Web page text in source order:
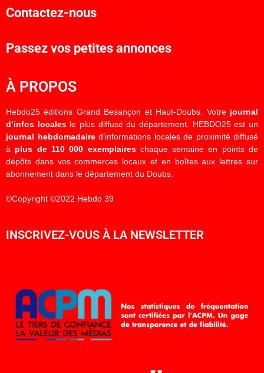
Contactez-nous
Passez vos petites annonces
À PROPOS
Hebdo25 éditions Grand Besançon et Haut-Doubs. Votre journal
d’infos localesle plus diffusé du département. HEBDO25 est un
journal hebdomadaired’informations locales de proximité diffusé
à plus de 110 000 exemplaireschaque semaine en points de
dépôts dans vos commerces locaux et en boîtes aux lettres sur
abonnement dans le département du Doubs.
©Copyright ©2022 Hebdo 39
INSCRIVEZ-VOUS À LA NEWSLETTER